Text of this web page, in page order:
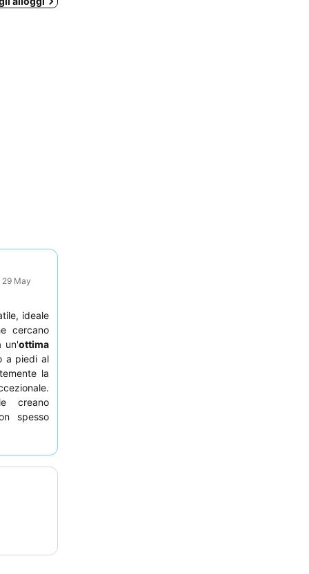
29 May
ideale
cercano
un'ottima
a piedi al
la
creano
spesso
una